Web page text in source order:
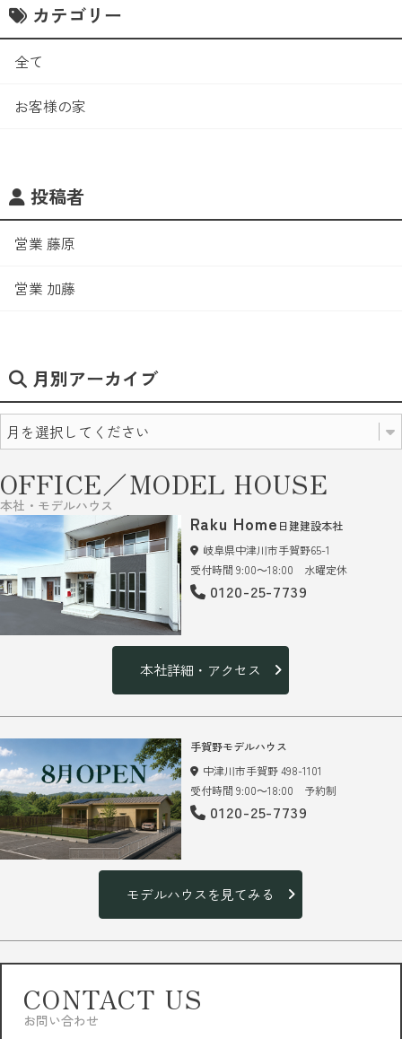
カテゴリー
全て
お客様の家
投稿者
営業 藤原
営業 加藤
月別アーカイブ
OFFICE／MODEL HOUSE
本社・モデルハウス
Raku Home 日建建設本社
岐阜県中津川市手賀野65-1
受付時間 9:00～18:00 水曜定休
0120-25-7739
本社詳細・アクセス
手賀野モデルハウス
中津川市手賀野 498-1101
受付時間 9:00～18:00 予約制
0120-25-7739
モデルハウスを見てみる
CONTACT US
お問い合わせ